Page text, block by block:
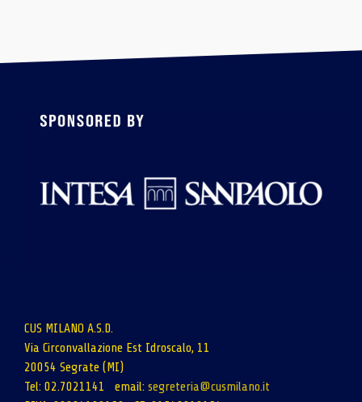
CUS MILANO A.S.D.
Via Circonvallazione Est Idroscalo, 11
20054 Segrate (MI)
Tel: 02.7021141 email: segreteria@cusmilano.it